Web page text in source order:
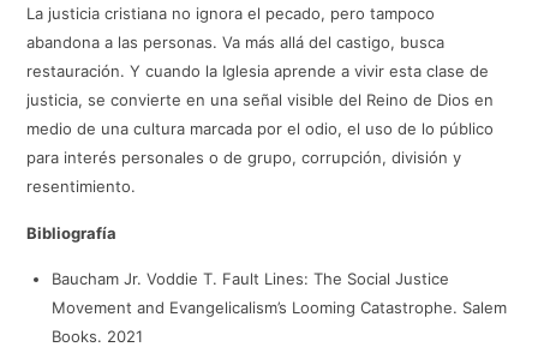
La justicia cristiana no ignora el pecado, pero tampoco
abandona a las personas. Va más allá del castigo, busca
restauración. Y cuando la Iglesia aprende a vivir esta clase de
justicia, se convierte en una señal visible del Reino de Dios en
medio de una cultura marcada por el odio, el uso de lo público
para interés personales o de grupo, corrupción, división y
resentimiento.
Bibliografía
Baucham Jr. Voddie T. Fault Lines: The Social Justice
Movement and Evangelicalism’s Looming Catastrophe. Salem
Books. 2021